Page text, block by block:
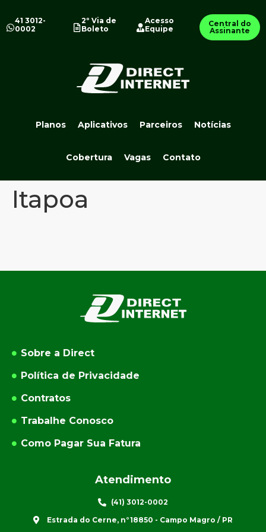
41 3012-
0002
2º Via de
Boleto
Acesso
Equipe
Central do
Assinante
Planos Aplicativos Parceiros Notícias
Cobertura Vagas Contato
Itapoa
Sobre a Direct
Política de Privacidade
Contratos
Trabalhe Conosco
Como Pagar Sua Fatura
Atendimento
(41) 3012-0002
Estrada do Cerne, n°18850 - Campo Magro / PR